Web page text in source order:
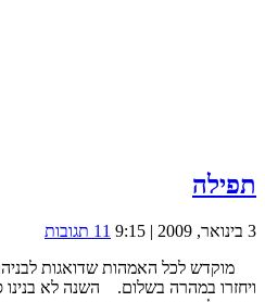
תפילה
3 בינואר, 2009 | 9:15
11 תגובות
מוקדש לכל האמהות שדואגות לבניהם
ויחזרו במהרה בשלום. השנה לא בנינו